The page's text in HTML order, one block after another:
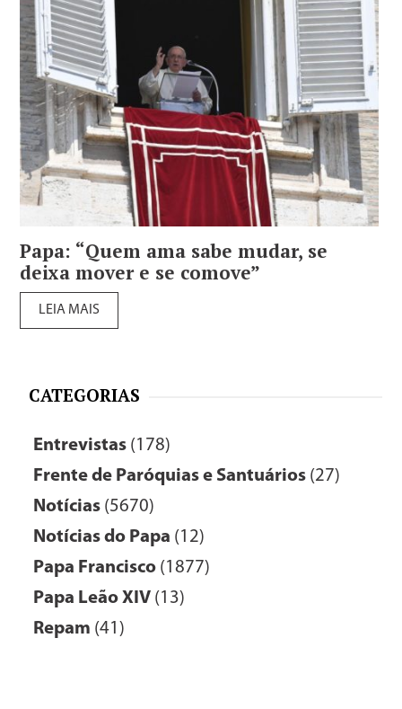
Papa: “Quem ama sabe mudar, se
deixa mover e se comove”
LEIA MAIS
CATEGORIAS
Entrevistas (178)
Frente de Paróquias e Santuários (27)
Notícias (5670)
Notícias do Papa (12)
Papa Francisco (1877)
Papa Leão XIV (13)
Repam (41)